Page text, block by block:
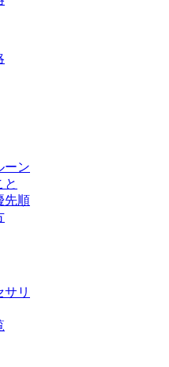
ーン
と
先順
リ